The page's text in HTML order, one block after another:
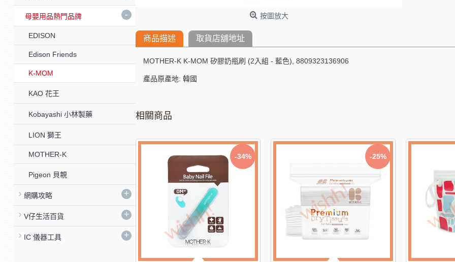
母嬰用品熱門品牌 -
EDISON
Edison Friends
K-MOM
KAO 花王
Kobayashi 小林製藥
LION 獅王
MOTHER-K
Pigeon 貝親
網購攻略 +
V仔生活百貨 +
IC 儀器工具 +
按圖放大
商品描述 取貨店舖地址
MOTHER-K K-MOM 矽膠奶瓶刷 (2入組 - 藍色), 8809323136906
產品原產地: 韓國
相關商品
-34% -25%